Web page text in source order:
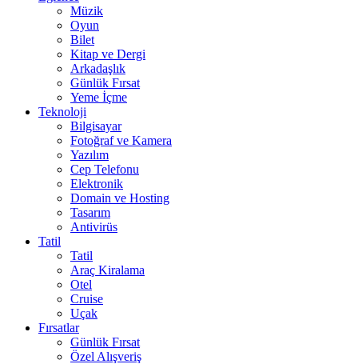
Müzik
Oyun
Bilet
Kitap ve Dergi
Arkadaşlık
Günlük Fırsat
Yeme İçme
Teknoloji
Bilgisayar
Fotoğraf ve Kamera
Yazılım
Cep Telefonu
Elektronik
Domain ve Hosting
Tasarım
Antivirüs
Tatil
Tatil
Araç Kiralama
Otel
Cruise
Uçak
Fırsatlar
Günlük Fırsat
Özel Alışveriş